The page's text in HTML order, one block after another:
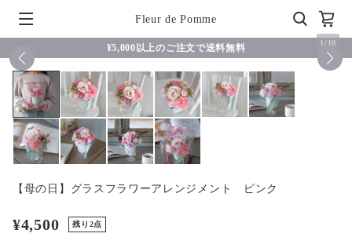
Fleur de Pomme
¥5,000以上のご注文で送料無料 1 /10
【母の日】グラスフラワーアレンジメント ピンク
¥4,500 残り2点